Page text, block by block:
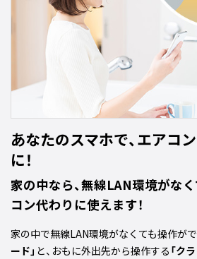
あなたのスマホで、エアコ
に！
家の中なら、無線LAN環境がな
コン代わりに使えます！
家の中で無線LAN環境がなくても操作が
ード」 と、おもに外出先から操作する 「ク